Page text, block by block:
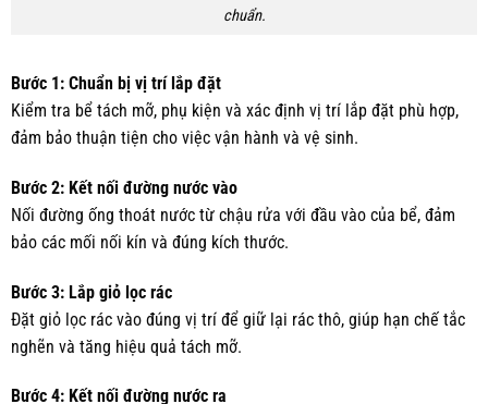
chuẩn.
Bước 1: Chuẩn bị vị trí lắp đặt
Kiểm tra bể tách mỡ, phụ kiện và xác định vị trí lắp đặt phù hợp,
đảm bảo thuận tiện cho việc vận hành và vệ sinh.
Bước 2: Kết nối đường nước vào
Nối đường ống thoát nước từ chậu rửa với đầu vào của bể, đảm
bảo các mối nối kín và đúng kích thước.
Bước 3: Lắp giỏ lọc rác
Đặt giỏ lọc rác vào đúng vị trí để giữ lại rác thô, giúp hạn chế tắc
nghẽn và tăng hiệu quả tách mỡ.
Bước 4: Kết nối đường nước ra